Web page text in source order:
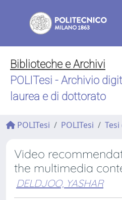
Biblioteche e Archivi
POLITesi - Archivio
laurea e di dottorato
POLITesi POLITesi
Video
the multimedia
DELDJOO, YASHAR